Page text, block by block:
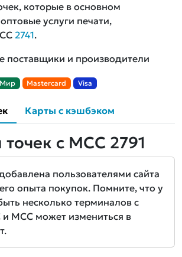
которые в основном
услуги печати,
2741.
поставщики и производители
Мир Mastercard Visa
Карты с кэшбэком
с MCC 2791
пользователями сайта
опыта покупок. Помните, что у
несколько терминалов с
MCC может измениться в